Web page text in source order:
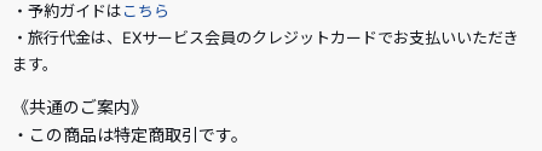
・予約ガイドはこちら
・旅行代金は、EXサービス会員のクレジットカードでお支払いいただき
ます。
《共通のご案内》
・この商品は特定商取引です。